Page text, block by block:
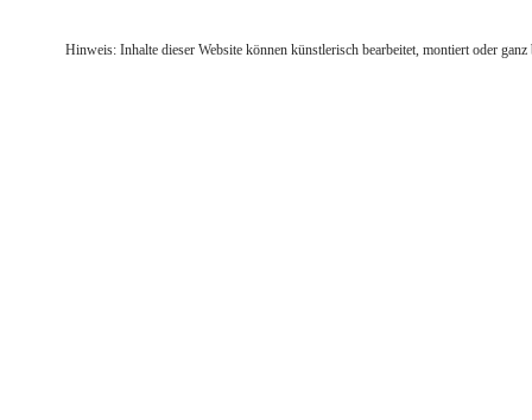
Hinweis: Inhalte dieser Website können künstlerisch bearbeitet, montiert oder